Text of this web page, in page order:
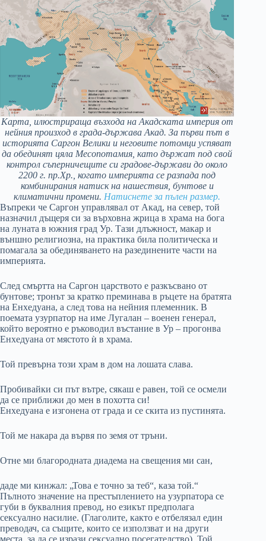
Карта, илюстрираща възхода на Акадската империя от
нейния произход в града-държава Акад. За първи път в
историята Саргон Велики и неговите потомци успяват
да обединят цяла Месопотамия, като държат под свой
контрол съперничещите си градове-държави до около
2200 г. пр.Хр., когато империята се разпада под
комбинирания натиск на нашествия, бунтове и
климатични промени. Натиснете за пълен размер.
Въпреки че Саргон управлявал от Акад, на север, той
назначил дъщеря си за върховна жрица в храма на бога
на луната в южния град Ур. Тази длъжност, макар и
външно религиозна, на практика била политическа и
помагала за обединяването на разединените части на
империята.
След смъртта на Саргон царството е разкъсвано от
бунтове; тронът за кратко преминава в ръцете на братята
на Енхедуана, а след това на нейния племенник. В
поемата узурпатор на име Лугалан – военен генерал,
който вероятно е ръководил въстание в Ур – прогонва
Енхедуана от мястото ѝ в храма.
Той превърна този храм в дом на лошата слава.
Пробивайки си път вътре, сякаш е равен, той се осмели
да се приближи до мен в похотта си!
Енхедуана е изгонена от града и се скита из пустинята.
Той ме накара да вървя по земя от тръни.
Отне ми благородната диадема на свещения ми сан,
даде ми кинжал: „Това е точно за теб“, каза той.“
Пълното значение на престъплението на узурпатора се
губи в буквалния превод, но езикът предполага
сексуално насилие. (Глаголите, както е отбелязал един
преводач, са същите, които се използват и на други